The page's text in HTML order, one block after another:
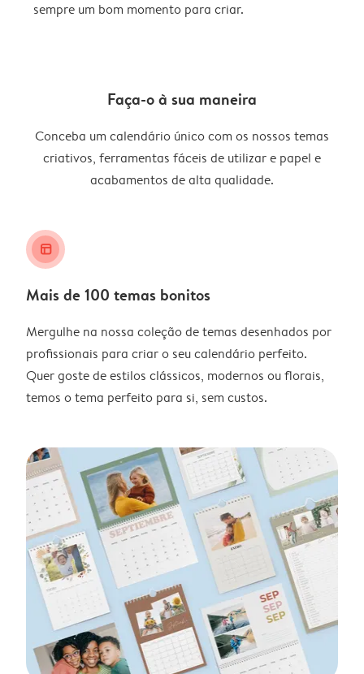
sempre um bom momento para criar.
Faça-o à sua maneira
Conceba um calendário único com os nossos temas
criativos, ferramentas fáceis de utilizar e papel e
acabamentos de alta qualidade.
layout_alt
Mais de 100 temas bonitos
Mergulhe na nossa coleção de temas desenhados por
profissionais para criar o seu calendário perfeito.
Quer goste de estilos clássicos, modernos ou florais,
temos o tema perfeito para si, sem custos.